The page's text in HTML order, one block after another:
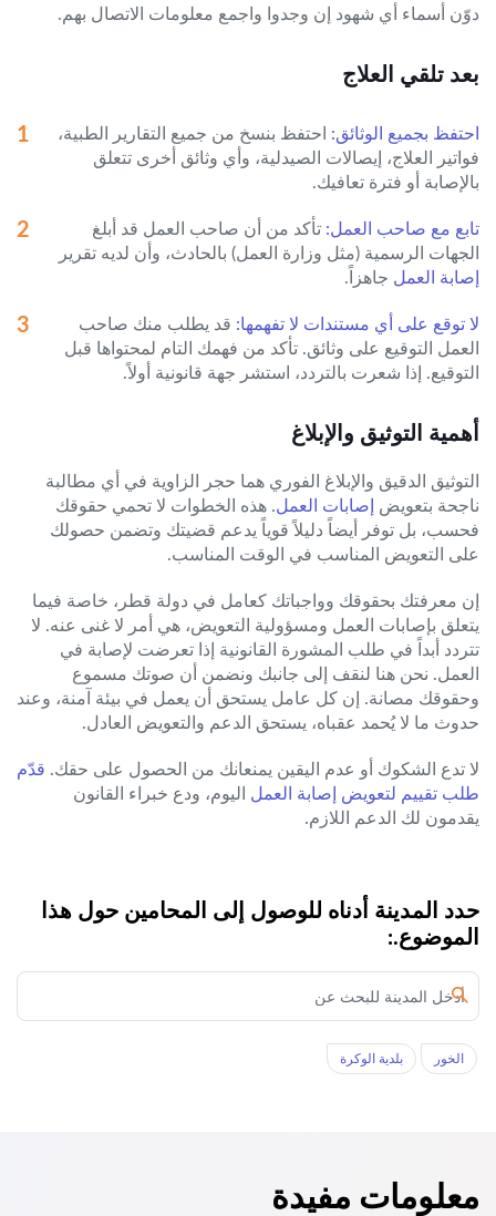
دوّن أسماء أي شهود إن وجدوا واجمع معلومات الاتصال بهم.
بعد تلقي العلاج
احتفظ بجميع الوثائق: احتفظ بنسخ من جميع التقارير الطبية،
فواتير العلاج، إيصالات الصيدلية، وأي وثائق أخرى تتعلق
بالإصابة أو فترة تعافيك.
تابع مع صاحب العمل: تأكد من أن صاحب العمل قد أبلغ
الجهات الرسمية (مثل وزارة العمل) بالحادث، وأن لديه تقرير
إصابة العمل جاهزاً.
لا توقع على أي مستندات لا تفهمها: قد يطلب منك صاحب
العمل التوقيع على وثائق. تأكد من فهمك التام لمحتواها قبل
التوقيع. إذا شعرت بالتردد، استشر جهة قانونية أولاً.
أهمية التوثيق والإبلاغ
التوثيق الدقيق والإبلاغ الفوري هما حجر الزاوية في أي مطالبة
ناجحة بتعويض إصابات العمل. هذه الخطوات لا تحمي حقوقك
فحسب، بل توفر أيضاً دليلاً قوياً يدعم قضيتك وتضمن حصولك
على التعويض المناسب في الوقت المناسب.
إن معرفتك بحقوقك وواجباتك كعامل في دولة قطر، خاصة فيما
يتعلق بإصابات العمل ومسؤولية التعويض، هي أمر لا غنى عنه. لا
تتردد أبداً في طلب المشورة القانونية إذا تعرضت لإصابة في
العمل. نحن هنا لنقف إلى جانبك ونضمن أن صوتك مسموع
وحقوقك مصانة. إن كل عامل يستحق أن يعمل في بيئة آمنة، وعند
حدوث ما لا يُحمد عقباه، يستحق الدعم والتعويض العادل.
لا تدع الشكوك أو عدم اليقين يمنعانك من الحصول على حقك. قدّم
طلب تقييم لتعويض إصابة العمل اليوم، ودع خبراء القانون
يقدمون لك الدعم اللازم.
حدد المدينة أدناه للوصول إلى المحامين حول هذا
الموضوع.:
الخور‎ بلدية الوكرة
معلومات مفيدة